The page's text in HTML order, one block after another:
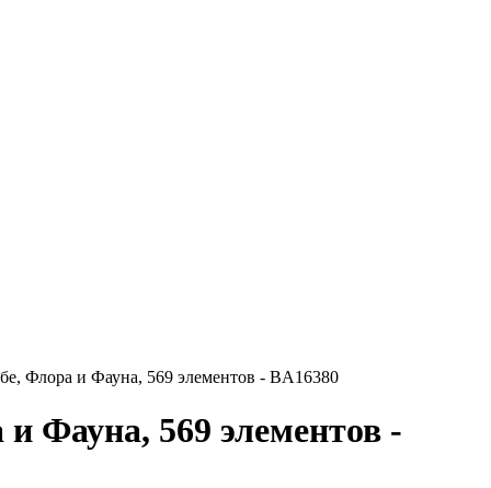
Флора и Фауна, 569 элементов - BA16380
Фауна, 569 элементов -